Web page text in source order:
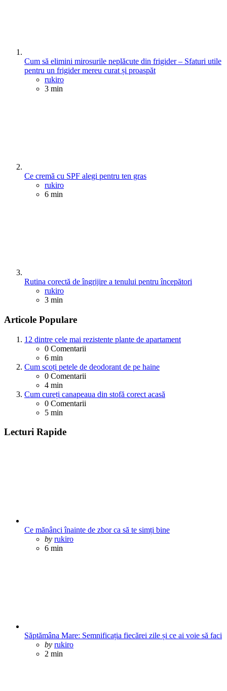
Cum să elimini mirosurile neplăcute din frigider – Sfaturi utile
pentru un frigider mereu curat și proaspăt
Posted
rukiro
3 min
Ce cremă cu SPF alegi pentru ten gras
Posted
rukiro
6 min
Rutina corectă de îngrijire a tenului pentru începători
Posted
rukiro
3 min
Articole Populare
12 dintre cele mai rezistente plante de apartament
0 Comentarii
6 min
Cum scoți petele de deodorant de pe haine
0 Comentarii
4 min
Cum cureți canapeaua din stofă corect acasă
0 Comentarii
5 min
Lecturi Rapide
Ce mănânci înainte de zbor ca să te simți bine
Posted
by rukiro
6 min
Săptămâna Mare: Semnificația fiecărei zile și ce ai voie să faci
Posted
by rukiro
2 min